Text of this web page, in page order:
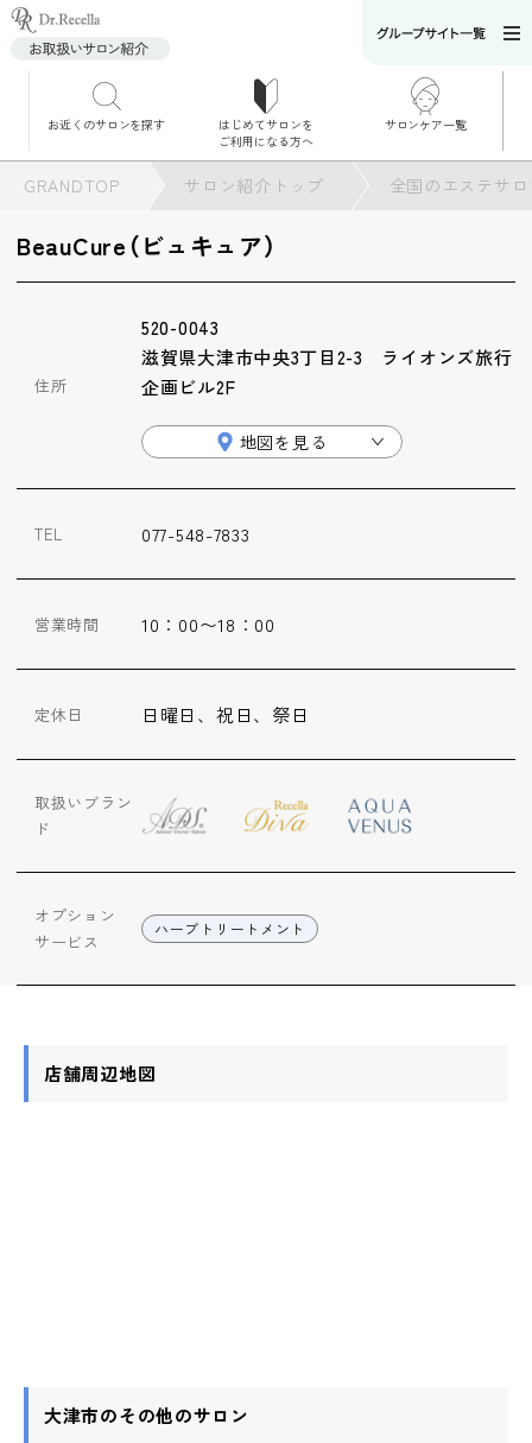
お近くのサロンを探す
はじめてサロンを
ご利用になる方へ
サロンケア一覧
ュー
施術別で探す
お悩み別で探す
角質ケア｜ポレーシ
ョン
毛穴洗浄
まこも蒸し
GRANDTOP サロン紹介トップ 全国のエステサ
BeauCure（ビュキュア）
住所
520-0043
滋賀県大津市中央3丁目2-3 ライオンズ旅行
企画ビル2F
地図を見る
TEL 077-548-7833
営業時間 10：00〜18：00
定休日 日曜日、祝日、祭日
取扱いブラン
ド
オプション
サービス
ハーブトリートメント
店舗周辺地図
大津市のその他のサロン